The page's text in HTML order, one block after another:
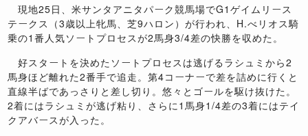
現地25日、米サンタアニタパーク競馬場でG1ゲイムリース
テークス（3歳以上牝馬、芝9ハロン）が行われ、 H.べリオス騎
乗の1番人気ソートプロセスが2馬身3/4差の快勝を収めた。
好スタートを決めたソートプロセスは逃げるラシュミから2
馬身ほど離れた2番手で追走。第4コーナーで差を詰めに行くと
直線半ばであっさりと差し切り。悠々とゴールを駆け抜けた。
2着にはラシュミが逃げ粘り、さらに 1 馬身1/4差の3着にはテイ
クアバースが入った。